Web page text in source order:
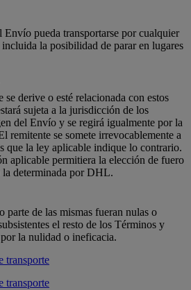
Envío pueda transportarse por cualquier
la posibilidad de parar en lugares
derive o esté relacionada con estos
sujeta a la jurisdicción de los
del Envío y se regirá igualmente por la
remitente se somete irrevocablemente a
que la ley aplicable indique lo contrario.
aplicable permitiera la elección de fuero
la determinada por DHL.
parte de las mismas fueran nulas o
el resto de los Términos y
la nulidad o ineficacia.
transporte
transporte